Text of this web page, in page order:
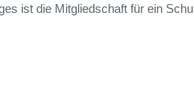
ist die Mitgliedschaft für ein